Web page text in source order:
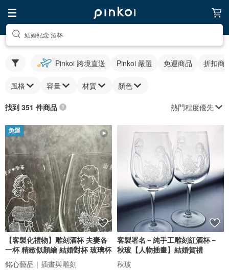
結婚紀念 酒杯
Pinkoi 跨境直送 Pinkoi 嚴選 免運商品 折扣商
風格 容量 材質 顏色
找到 351 件商品 熱門程度優先
免運
【客製化禮物】雕刻酒杯 夫妻各
一杯 精緻似顏繪 結婚對杯 玻璃杯
銘心藝品｜插畫與雕刻
客製署名－純手工雕刻紅酒杯－
秋玻【人物插畫】結婚賀禮
秋玻